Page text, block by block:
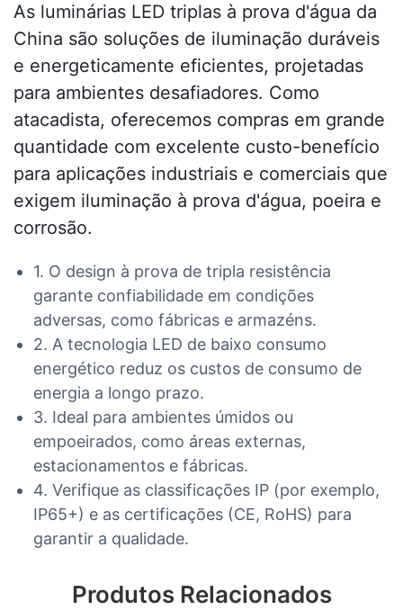
As luminárias LED triplas à prova d'água da
China são soluções de iluminação duráveis ​​
e energeticamente eficientes, projetadas
para ambientes desafiadores. Como
atacadista, oferecemos compras em grande
quantidade com excelente custo-benefício
para aplicações industriais e comerciais que
exigem iluminação à prova d'água, poeira e
corrosão.
1. O design à prova de tripla resistência
garante confiabilidade em condições
adversas, como fábricas e armazéns.
2. A tecnologia LED de baixo consumo
energético reduz os custos de consumo de
energia a longo prazo.
3. Ideal para ambientes úmidos ou
empoeirados, como áreas externas,
estacionamentos e fábricas.
4. Verifique as classificações IP (por exemplo,
IP65+) e as certificações (CE, RoHS) para
garantir a qualidade.
Produtos Relacionados